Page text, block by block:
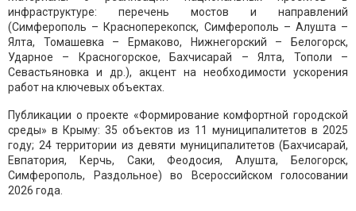
инфраструктуре: перечень мостов и направлений
(Симферополь – Красноперекопск, Симферополь – Алушта –
Ялта, Томашевка – Ермаково, Нижнегорский – Белогорск,
Ударное – Красногорское, Бахчисарай – Ялта, Тополи –
Севастьяновка и др.), акцент на необходимости ускорения
работ на ключевых объектах.
Публикации о проекте «Формирование комфортной городской
среды» в Крыму: 35 объектов из 11 муниципалитетов в 2025
году; 24 территории из девяти муниципалитетов (Бахчисарай,
Евпатория, Керчь, Саки, Феодосия, Алушта, Белогорск,
Симферополь, Раздольное) во Всероссийском голосовании
2026 года.